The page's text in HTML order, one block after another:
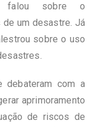
falou sobre o
um desastre. Já
sobre o uso
debateram com a
aprimoramento
de riscos de